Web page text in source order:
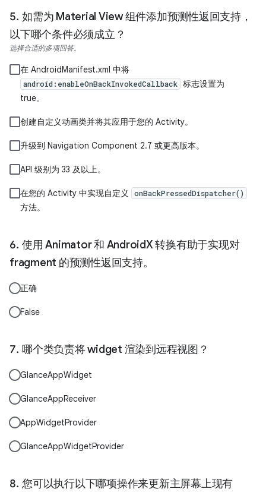
如需为 Material View 组件添加预测性返回支持，
以下哪个条件必须成立？
选择合适的多项回答。
在 AndroidManifest.xml 中将
android:enableOnBackInvokedCallback 标志设置为
true。
创建自定义动画类并将其应用于您的 Activity。
升级到 Navigation Component 2.7 或更高版本。
API 级别为 33 及以上。
在您的 Activity 中实现自定义 onBackPressedDispatcher()
方法。
使用 Animator 和 AndroidX 转换有助于实现对
fragment 的预测性返回支持。
正确
False
哪个类负责将 widget 渲染到远程视图？
GlanceAppWidget
GlanceAppReceiver
AppWidgetProvider
GlanceAppWidgetProvider
您可以执行以下哪项操作来更新主屏幕上现有